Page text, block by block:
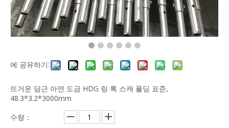
에 공유하기:
뜨거운 담근 아연 도금 HDG 링 록 스캐 폴딩 표준,
48.3*3.2*3000mm
수량：